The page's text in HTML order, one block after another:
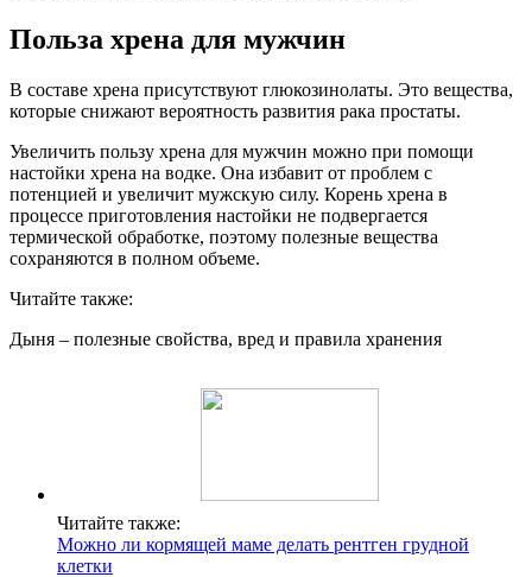
Польза хрена для мужчин
В составе хрена присутствуют глюкозинолаты. Это вещества,
которые снижают вероятность развития рака простаты.
Увеличить пользу хрена для мужчин можно при помощи
настойки хрена на водке. Она избавит от проблем с
потенцией и увеличит мужскую силу. Корень хрена в
процессе приготовления настойки не подвергается
термической обработке, поэтому полезные вещества
сохраняются в полном объеме.
Читайте также:
Дыня – полезные свойства, вред и правила хранения
Читайте также:
Можно ли кормящей маме делать рентген грудной
клетки